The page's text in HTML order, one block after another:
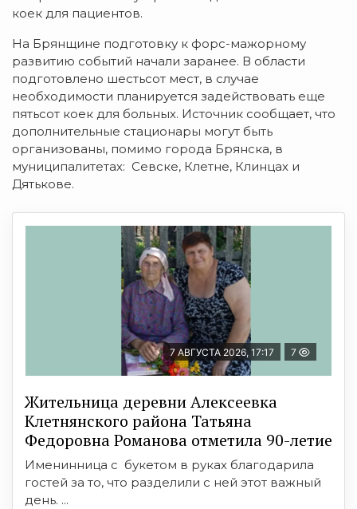
коек для пациентов.
На Брянщине подготовку к форс-мажорному
развитию событий начали заранее. В области
подготовлено шестьсот мест, в случае
необходимости планируется задействовать еще
пятьсот коек для больных. Источник сообщает, что
дополнительные стационары могут быть
организованы, помимо города Брянска, в
муниципалитетах: Севске, Клетне, Клинцах и
Дятькове.
7 АВГУСТА 2026, 17:17 7
Жительница деревни Алексеевка
Клетнянского района Татьяна
Федоровна Романова отметила 90-летие
Именинница с букетом в руках благодарила
гостей за то, что разделили с ней этот важный
день. ...